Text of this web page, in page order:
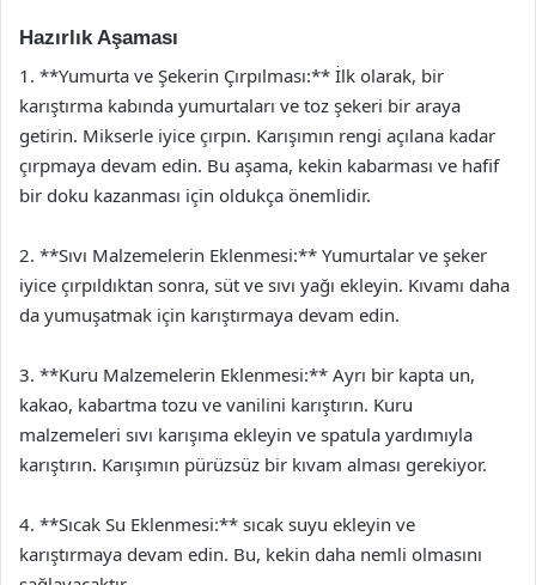
Hazırlık Aşaması
1. **Yumurta ve Şekerin Çırpılması:** İlk olarak, bir
karıştırma kabında yumurtaları ve toz şekeri bir araya
getirin. Mikserle iyice çırpın. Karışımın rengi açılana kadar
çırpmaya devam edin. Bu aşama, kekin kabarması ve hafif
bir doku kazanması için oldukça önemlidir.
2. **Sıvı Malzemelerin Eklenmesi:** Yumurtalar ve şeker
iyice çırpıldıktan sonra, süt ve sıvı yağı ekleyin. Kıvamı daha
da yumuşatmak için karıştırmaya devam edin.
3. **Kuru Malzemelerin Eklenmesi:** Ayrı bir kapta un,
kakao, kabartma tozu ve vanilini karıştırın. Kuru
malzemeleri sıvı karışıma ekleyin ve spatula yardımıyla
karıştırın. Karışımın pürüzsüz bir kıvam alması gerekiyor.
4. **Sıcak Su Eklenmesi:** sıcak suyu ekleyin ve
karıştırmaya devam edin. Bu, kekin daha nemli olmasını